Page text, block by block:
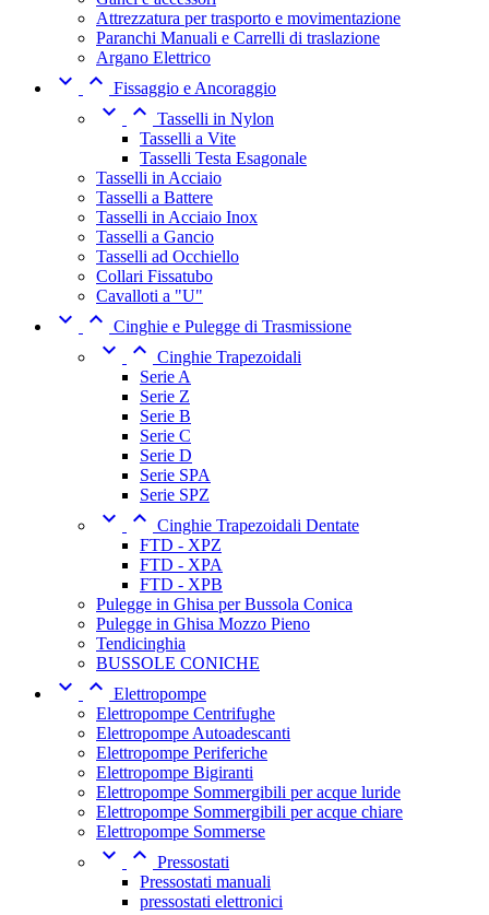
Attrezzatura per trasporto e movimentazione
Paranchi Manuali e Carrelli di traslazione
Argano Elettrico
  Fissaggio e Ancoraggio
  Tasselli in Nylon
Tasselli a Vite
Tasselli Testa Esagonale
Tasselli in Acciaio
Tasselli a Battere
Tasselli in Acciaio Inox
Tasselli a Gancio
Tasselli ad Occhiello
Collari Fissatubo
Cavalloti a "U"
  Cinghie e Pulegge di Trasmissione
  Cinghie Trapezoidali
Serie A
Serie Z
Serie B
Serie C
Serie D
Serie SPA
Serie SPZ
  Cinghie Trapezoidali Dentate
FTD - XPZ
FTD - XPA
FTD - XPB
Pulegge in Ghisa per Bussola Conica
Pulegge in Ghisa Mozzo Pieno
Tendicinghia
BUSSOLE CONICHE
  Elettropompe
Elettropompe Centrifughe
Elettropompe Autoadescanti
Elettropompe Periferiche
Elettropompe Bigiranti
Elettropompe Sommergibili per acque luride
Elettropompe Sommergibili per acque chiare
Elettropompe Sommerse
  Pressostati
Pressostati manuali
pressostati elettronici